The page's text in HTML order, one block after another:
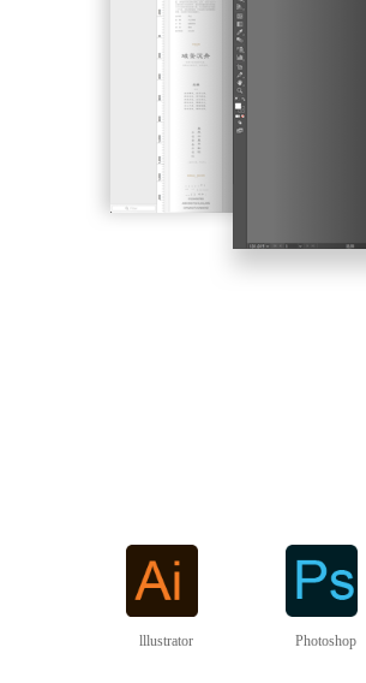
lllustrator Photoshop